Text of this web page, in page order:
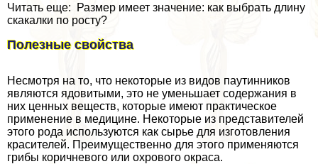
Читать еще: Размер имеет значение: как выбрать длину
скакалки по росту?
Полезные свойства
Несмотря на то, что некоторые из видов паутинников
являются ядовитыми, это не уменьшает содержания в
них ценных веществ, которые имеют пpaктическое
применение в медицине. Некоторые из представителей
этого рода используются как сырье для изготовления
красителей. Преимущественно для этого применяются
грибы коричневого или охрового окраса.